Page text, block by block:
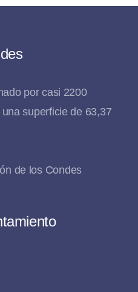
por casi 2200
superficie de 63,37